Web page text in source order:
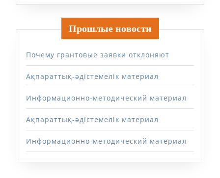
Прошлые новости
Почему грантовые заявки отклоняют
Ақпараттық-әдістемелік материал
Информационно-методический материал
Ақпараттық-әдістемелік материал
Информационно-методический материал